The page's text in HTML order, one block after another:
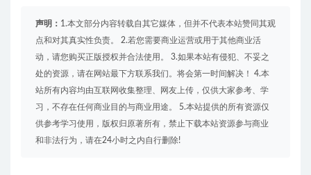
声明： 1.本文部分内容转载自其它媒体，但并不代表本站赞同其观
点和对其真实性负责。 2.若您需要商业运营或用于其他商业活
动，请您购买正版授权并合法使用。 3.如果本站有侵犯、不妥之
处的资源，请在网站最下方联系我们。将会第一时间解决！ 4.本
站所有内容均由互联网收集整理、网友上传，仅供大家参考、学
习，不存在任何商业目的与商业用途。 5.本站提供的所有资源仅
供参考学习使用，版权归原著所有，禁止下载本站资源参与商业
和非法行为，请在24小时之内自行删除!